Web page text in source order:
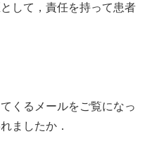
して，責任を持って患者
るメールをご覧になっ
ましたか．